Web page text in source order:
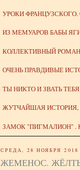
УРОКИ
ИЗ МЕМУАРОВ БАБЫ
КОЛЛЕКТИВНЫЙ
ОЧЕНЬ ПРАВДИВЫЕ
ТЫ НИКТО И ЗВАТЬ
ЖУТЧАЙШАЯ
ЗАМОК "ПИГМАЛИОН" .
СРЕДА, 28 НОЯБРЯ 2018
ЖЕМЕНОС.